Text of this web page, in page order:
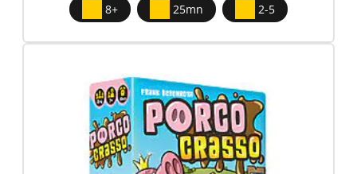
8+ 25mn 2-5